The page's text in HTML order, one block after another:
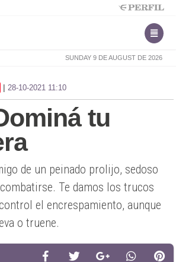
SUNDAY 9 DE AUGUST DE 2026
| 28-10-2021 11:10
tu
de un peinado prolijo, sedoso
Te damos los trucos
el encrespamiento, aunque
o truene.